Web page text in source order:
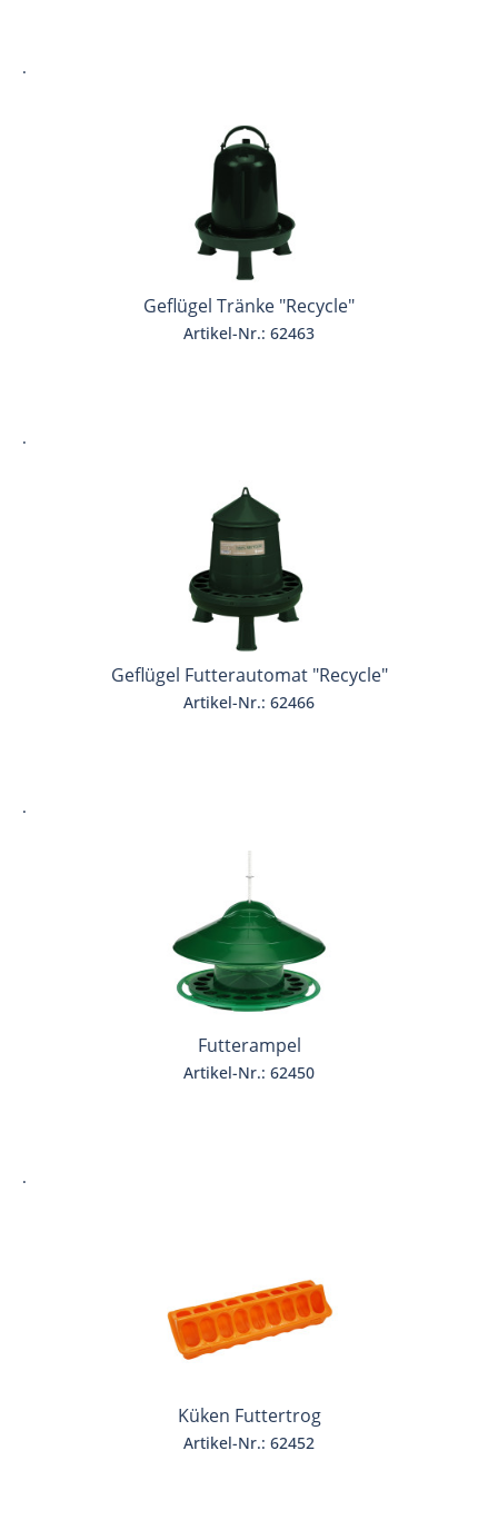
.
Geflügel Tränke "Recycle"
Artikel-Nr.: 62463
.
Geflügel Futterautomat "Recycle"
Artikel-Nr.: 62466
.
Futterampel
Artikel-Nr.: 62450
.
Küken Futtertrog
Artikel-Nr.: 62452